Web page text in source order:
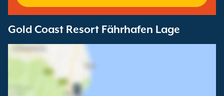
Gold Coast Resort Fährhafen Lage